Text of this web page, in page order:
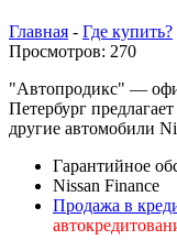
Главная - Где купить?
Просмотров: 270
"Автопродикс" —
Петербург
другие автомобили
Гарантийное
Nissan Finance
Продажа в